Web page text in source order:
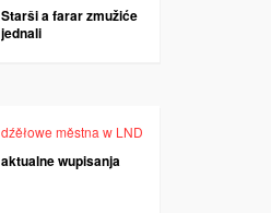
Starši a farar zmužiće
jednali
dźěłowe městna w LND
aktualne wupisanja